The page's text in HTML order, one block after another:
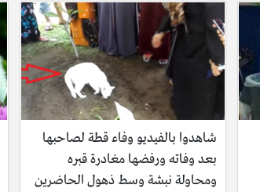
شاهدوا بالفيديو وفاء قطة لصاحبها
بعد وفاته ورفضها مغادرة قبره
ومحاولة نبشة وسط ذهول الحاضرين